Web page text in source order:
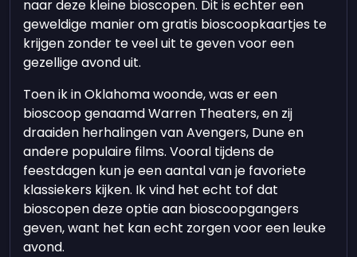
naar deze kleine bioscopen. Dit is echter een
geweldige manier om gratis bioscoopkaartjes te
krijgen zonder te veel uit te geven voor een
gezellige avond uit.
Toen ik in Oklahoma woonde, was er een
bioscoop genaamd Warren Theaters, en zij
draaiden herhalingen van Avengers, Dune en
andere populaire films. Vooral tijdens de
feestdagen kun je een aantal van je favoriete
klassiekers kijken. Ik vind het echt tof dat
bioscopen deze optie aan bioscoopgangers
geven, want het kan echt zorgen voor een leuke
avond.